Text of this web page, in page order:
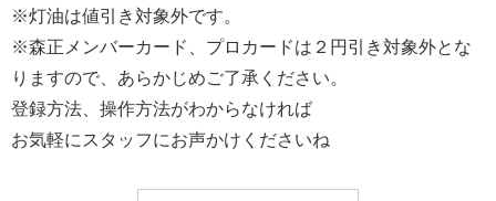
※灯油は値引き対象外です。
※森正メンバーカード、プロカードは２円引き対象外とな
りますので、あらかじめご了承ください。
登録方法、操作方法がわからなければ
お気軽にスタッフにお声かけくださいね